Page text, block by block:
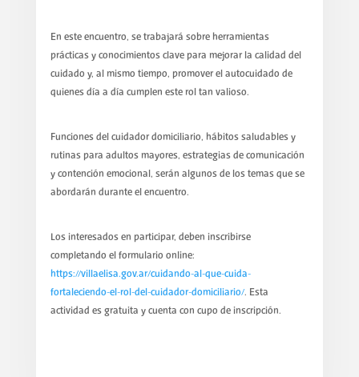
En este encuentro, se trabajará sobre herramientas
prácticas y conocimientos clave para mejorar la calidad del
cuidado y, al mismo tiempo, promover el autocuidado de
quienes día a día cumplen este rol tan valioso.
Funciones del cuidador domiciliario, hábitos saludables y
rutinas para adultos mayores, estrategias de comunicación
y contención emocional, serán algunos de los temas que se
abordarán durante el encuentro.
Los interesados en participar, deben inscribirse
completando el formulario online:
https://villaelisa.gov.ar/cuidando-al-que-cuida-
fortaleciendo-el-rol-del-cuidador-domiciliario/. Esta
actividad es gratuita y cuenta con cupo de inscripción.